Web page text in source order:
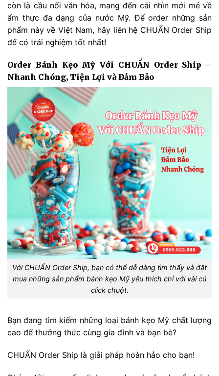
còn là cầu nối văn hóa, mang đến cái nhìn mới mẻ về
ẩm thực đa dạng của nước Mỹ. Để order những sản
phẩm này về Việt Nam, hãy liên hệ CHUẨN Order Ship
để có trải nghiệm tốt nhất!
Order Bánh Kẹo Mỹ Với CHUẨN Order Ship –
Nhanh Chóng, Tiện Lợi và Đảm Bảo
Với CHUẨN Order Ship, bạn có thể dễ dàng tìm thấy và đặt
mua những sản phẩm bánh kẹo Mỹ yêu thích chỉ với vài cú
click chuột.
Bạn đang tìm kiếm những loại bánh kẹo Mỹ chất lượng
cao để thưởng thức cùng gia đình và bạn bè?
CHUẨN Order Ship là giải pháp hoàn hảo cho bạn!